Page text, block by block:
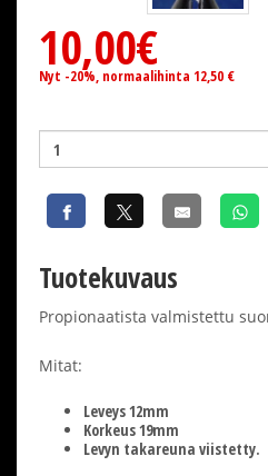
10,00€
Nyt -20%, normaalihinta 12,50 €
Tuotekuvaus
Propionaatista valmistettu
Mitat:
Leveys 12mm
Korkeus 19mm
Levyn takareuna viistetty.